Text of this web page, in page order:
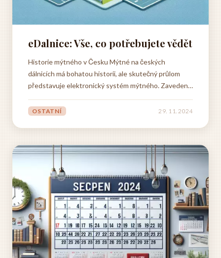
eDalnice: Vše, co potřebujete vědět
Historie mýtného v Česku Mýtné na českých
dálnicích má bohatou historii, ale skutečný průlom
představuje elektronický systém mýtného. Zavedení
placení mýtného pro vozidla nad 3,5 tuny přineslo do
OSTATNÍ 29. 11. 2024